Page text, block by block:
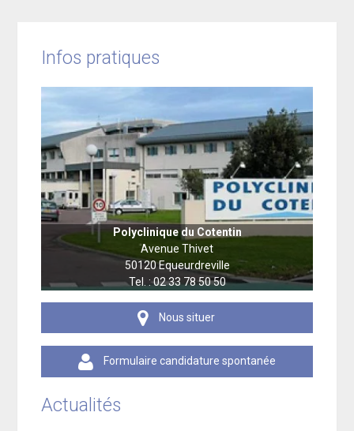
Infos pratiques
Polyclinique du Cotentin
Avenue Thivet
50120 Equeurdreville
Tel. : 02 33 78 50 50
Nous situer
Formulaire candidature spontanée
Actualités